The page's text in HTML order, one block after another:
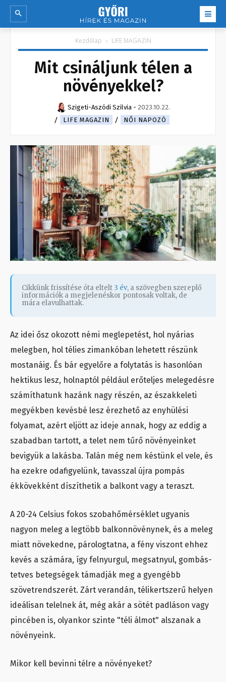
Kezdőlap LIFE MAGAZIN
Mit csináljunk télen a
növényekkel?
Szigeti-Aszódi Szilvia - 2023.10.22.
LIFE MAGAZIN
NŐI NAPOZÓ
Cikkünk frissítése óta eltelt 3 év, a szövegben szereplő
információk a megjelenéskor pontosak voltak, de
mára elavulhattak.
Az idei ősz okozott némi meglepetést, hol nyárias
melegben, hol télies zimankóban lehetett részünk
mostanáig. És bár egyelőre a folytatás is hasonlóan
hektikus lesz, holnaptól például erőteljes melegedésre
számíthatunk hazánk nagy részén, az északkeleti
megyékben kevésbé lesz érezhető az enyhülési
folyamat, azért eljött az ideje annak, hogy az eddig a
szabadban tartott, a telet nem tűrő növényeinket
bevigyük a lakásba. Talán még nem késtünk el vele, és
ha ezekre odafigyelünk, tavasszal újra pompás
ékkövekként díszíthetik a balkont vagy a teraszt.
A 20-24 Celsius fokos szobahőmérséklet ugyanis
nagyon meleg a legtöbb balkonnövénynek, és a meleg
miatt növekedne, párologtatna, a fény viszont ehhez
kevés a számára, így felnyurgul, megsatnyul, gombás-
tetves betegségek támadják meg a gyengébb
szövetrendszerét. Zárt verandán, télikertszerű helyen
ideálisan telelnek át, még akár a sötét padláson vagy
pincében is, olyankor szinte "téli álmot" alszanak a
növényeink.
Mikor kell bevinni télre a növényeket?